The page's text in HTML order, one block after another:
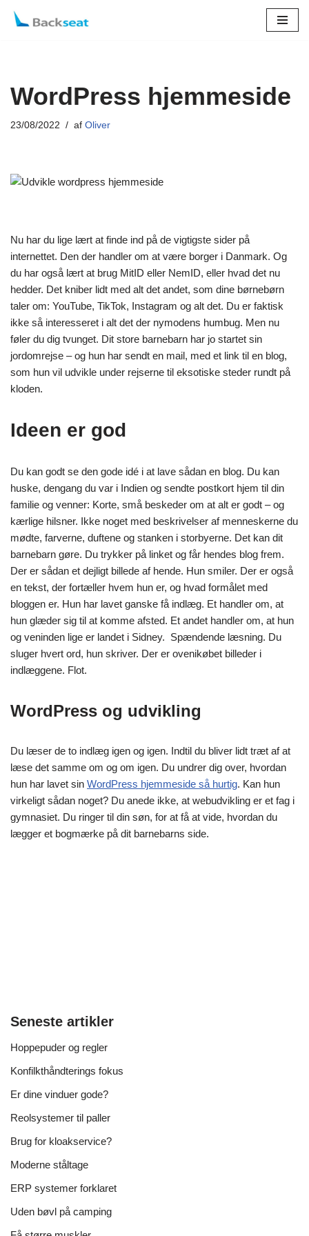
WordPress hjemmeside
23/08/2022 af Oliver
Nu har du lige lært at finde ind på de vigtigste sider på
internettet. Den der handler om at være borger i Danmark. Og
du har også lært at brug MitID eller NemID, eller hvad det nu
hedder. Det kniber lidt med alt det andet, som dine børnebørn
taler om: YouTube, TikTok, Instagram og alt det. Du er faktisk
ikke så interesseret i alt det der nymodens humbug. Men nu
føler du dig tvunget. Dit store barnebarn har jo startet sin
jordomrejse – og hun har sendt en mail, med et link til en blog,
som hun vil udvikle under rejserne til eksotiske steder rundt på
kloden.
Ideen er god
Du kan godt se den gode idé i at lave sådan en blog. Du kan
huske, dengang du var i Indien og sendte postkort hjem til din
familie og venner: Korte, små beskeder om at alt er godt – og
kærlige hilsner. Ikke noget med beskrivelser af menneskerne du
mødte, farverne, duftene og stanken i storbyerne. Det kan dit
barnebarn gøre. Du trykker på linket og får hendes blog frem.
Der er sådan et dejligt billede af hende. Hun smiler. Der er også
en tekst, der fortæller hvem hun er, og hvad formålet med
bloggen er. Hun har lavet ganske få indlæg. Et handler om, at
hun glæder sig til at komme afsted. Et andet handler om, at hun
og veninden lige er landet i Sidney. Spændende læsning. Du
sluger hvert ord, hun skriver. Der er ovenikøbet billeder i
indlæggene. Flot.
WordPress og udvikling
Du læser de to indlæg igen og igen. Indtil du bliver lidt træt af at
læse det samme om og om igen. Du undrer dig over, hvordan
hun har lavet sin WordPress hjemmeside så hurtig. Kan hun
virkeligt sådan noget? Du anede ikke, at webudvikling er et fag i
gymnasiet. Du ringer til din søn, for at få at vide, hvordan du
lægger et bogmærke på dit barnebarns side.
Seneste artikler
Hoppepuder og regler
Konfilkthåndterings fokus
Er dine vinduer gode?
Reolsystemer til paller
Brug for kloakservice?
Moderne ståltage
ERP systemer forklaret
Uden bøvl på camping